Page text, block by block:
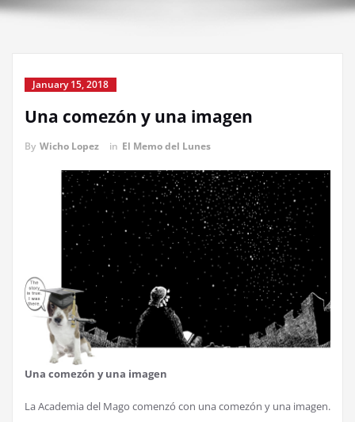
January 15, 2018
Una comezón y una imagen
By Wicho Lopez in El Memo del Lunes
Una comezón y una imagen
La Academia del Mago comenzó con una comezón y una imagen.